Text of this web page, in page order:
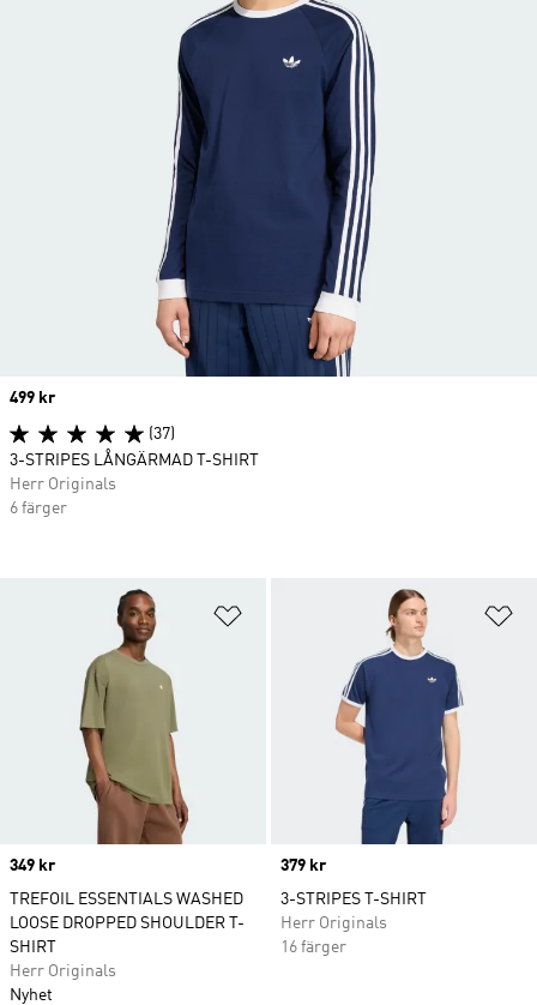
Lägg till på önskelistan
Price
349 kr
TREFOIL ESSENTIALS WASHED
LOOSE DROPPED SHOULDER T-
SHIRT
Herr Originals
Nyhet
Price
379 kr
3-STRIPES T-SHIRT
Herr Originals
16 färger
Price
499 kr
(37)
3-STRIPES LÅNGÄRMAD T-SHIRT
Herr Originals
6 färger